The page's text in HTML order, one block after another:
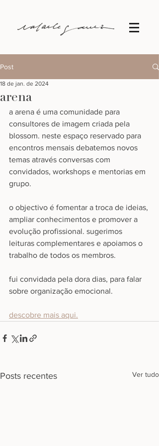
Post
arena
18 de jan. de 2024
a arena é uma comunidade para
consultores de imagem criada pela
blossom. neste espaço reservado para
encontros mensais debatemos novos
temas através conversas com
convidados, workshops e mentorias em
grupo.
o objectivo é fomentar a troca de ideias,
ampliar conhecimentos e promover a
evolução profissional. sugerimos
leituras complementares e apoiamos o
trabalho de todos os membros.
fui convidada pela dora dias, para falar
sobre organização emocional.
descobre mais aqui.
Posts recentes Ver tudo